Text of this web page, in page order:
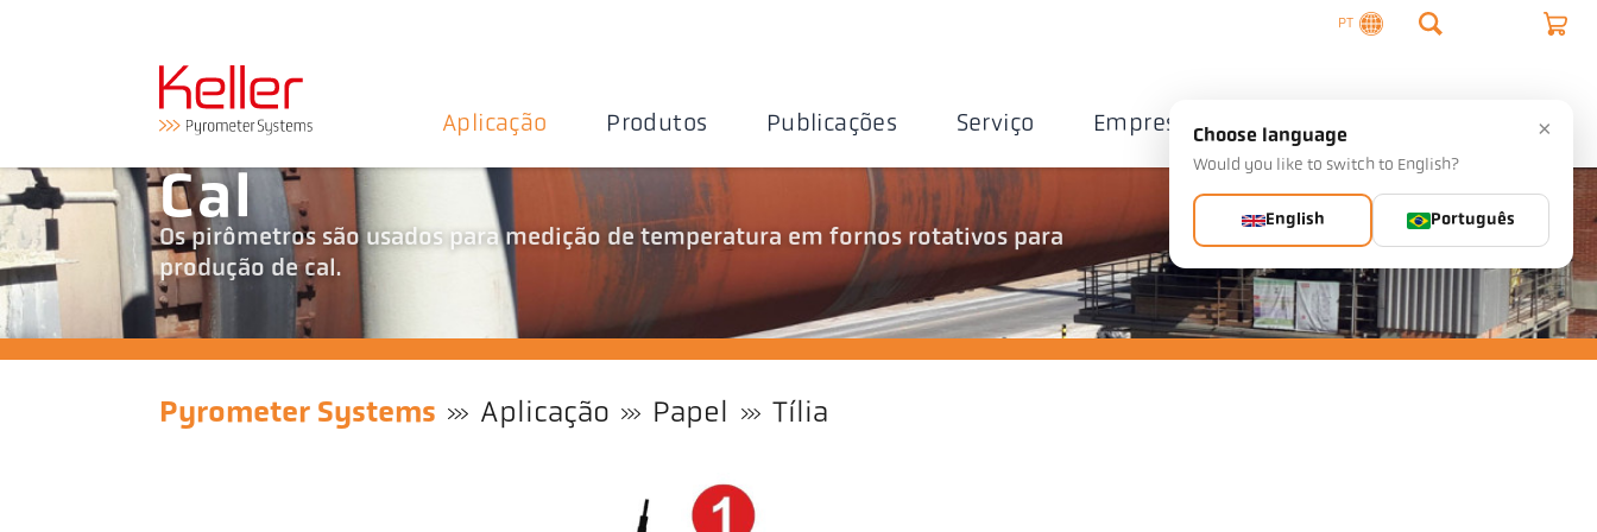
PT
Aplicação Produtos Publicações Serviço Empresa Contacto
Cal
Os pirômetros são usados para medição de temperatura em fornos rotativos para
produção de cal.
Pyrometer Systems Aplicação Papel Tília
×
Choose language
Would you like to switch to English?
English Português